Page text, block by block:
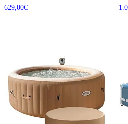
629,00€